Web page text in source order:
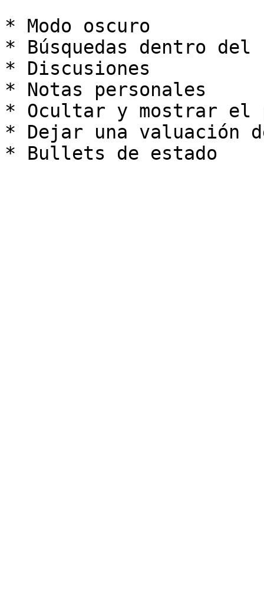
* Modo oscuro
* Búsquedas dentro del
* Discusiones
* Notas personales
* Ocultar y mostrar el
* Dejar una valuación